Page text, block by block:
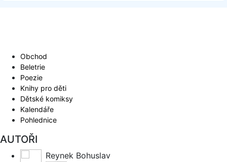
Obchod
Beletrie
Poezie
Knihy pro děti
Dětské komiksy
Kalendáře
Pohlednice
AUTOŘI
Reynek Bohuslav